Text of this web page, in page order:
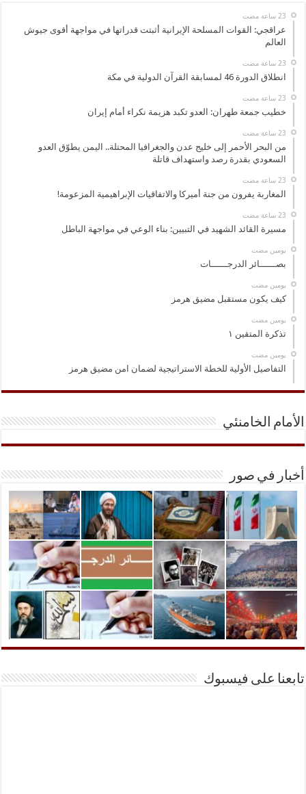
عراقجي: القوات المسلحة الإيرانية أثبتت قدراتها في مواجهة أقوى جيوش
العالم
انطلاق الدورة 46 لمسابقة القرآن الدولية في مكة
خطيب جمعة طهران: العدو تكبد هزيمة نكراء أمام إيران
من البحر الأحمر إلى خليج عدن والجغرافيا المحتلة.. اليمن يطوّق العدو
السعودي بقدرة رصد واستهداف قاتلة
المغاربة يفرون من جنة أميركا والاتفاقيات الإبراهيمية المزعومة!
مسيرة القائد الشهيد في التبيين: بناء الوعي في مواجهة الباطل
‏يومين مضت
بصــــــائر الدرجــــــات
‏يومين مضت
كيف يكون مستقبل مضيق هرمز
‏يومين مضت
تذكرة المتقين ١
‏يومين مضت
التفاصيل الأولية للخطة الاستراتيجية لضمان امن مضيق هرمز
الأمام الخامنئي
أخبار في صور
تابعنا على فيسبوك